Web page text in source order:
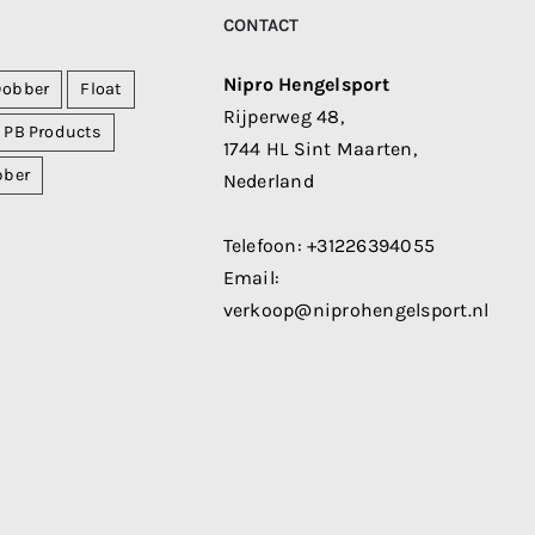
Float
PB Products
CONTACT
Nipro Hengelsport
Rijperweg 48,
1744 HL Sint Maarten,
Nederland
Telefoon:+31226394055
Email:
verkoop@niprohengelsport.nl